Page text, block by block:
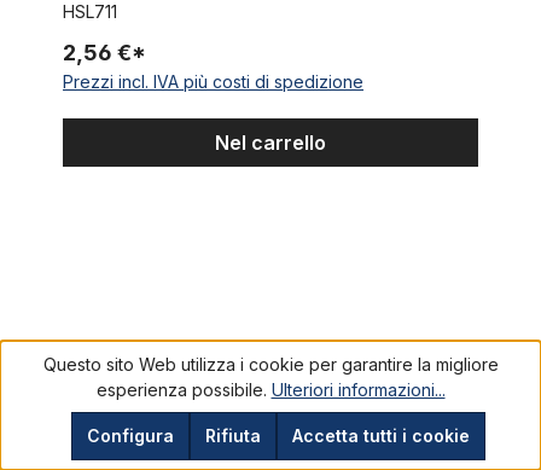
HSL711
2,56 €*
Prezzi incl. IVA più costi di spedizione
Nel carrello
Questo sito Web utilizza i cookie per garantire la migliore
esperienza possibile. Ulteriori informazioni...
Rifiuta
Configura Accetta tutti i cookie